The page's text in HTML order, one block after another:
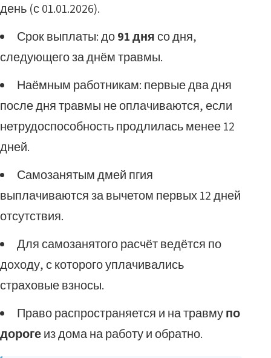
день (с 01.01.2026).
Срок выплаты: до91 днясо дня,
следующего за днём травмы.
Наёмным работникам: первые два дня
после дня травмы не оплачиваются, если
нетрудоспособность продлилась менее 12
дней.
Самозанятым дмей пгия
выплачиваются за вычетом первых 12 дней
отсутствия.
Для самозанятого расчёт ведётся по
доходу, с которого уплачивались
страховые взносы.
Право распространяется и на травмупо
дорогеиз дома на работу и обратно.